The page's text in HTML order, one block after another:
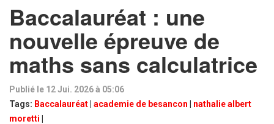
Baccalauréat : une
nouvelle épreuve de
maths sans calculatrice
Publié le 12 Jui. 2026 à 05:06
Tags: Baccalauréat academie de besancon
nathalie albert
moretti